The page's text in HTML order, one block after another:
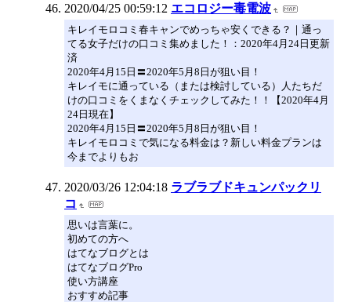
2020/04/25 00:59:12 エコロジー毒電波
キレイモロコミ春キャンでめっちゃ安くできる？｜通っ
てる女子だけの口コミ集めました！：2020年4月24日更新
済
2020年4月15日〓2020年5月8日が狙い目！
キレイモに通っている（または検討している）人たちだ
けの口コミをくまなくチェックしてみた！！【2020年4月
24日現在】
2020年4月15日〓2020年5月8日が狙い目！
キレイモロコミで気になる料金は？新しい料金プランは
今までよりもお
2020/03/26 12:04:18 ラブラブドキュンパックリ
コ
思いは言葉に。
初めての方へ
はてなブログとは
はてなブログPro
使い方講座
おすすめ記事